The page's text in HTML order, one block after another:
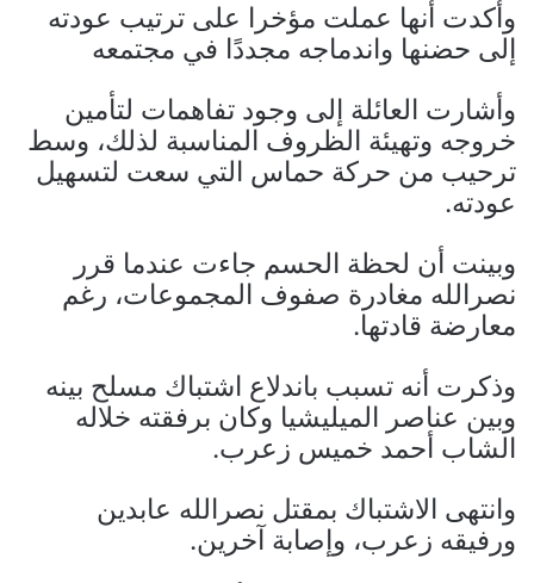
وأكدت أنها عملت مؤخرا على ترتيب عودته
إلى حضنها واندماجه مجددًا في مجتمعه
وأشارت العائلة إلى وجود تفاهمات لتأمين
خروجه وتهيئة الظروف المناسبة لذلك، وسط
ترحيب من حركة حماس التي سعت لتسهيل
عودته.
وبينت أن لحظة الحسم جاءت عندما قرر
نصرالله مغادرة صفوف المجموعات، رغم
معارضة قادتها.
وذكرت أنه تسبب باندلاع اشتباك مسلح بينه
وبين عناصر الميليشيا وكان برفقته خلاله
الشاب أحمد خميس زعرب.
وانتهى الاشتباك بمقتل نصرالله عابدين
ورفيقه زعرب، وإصابة آخرين.